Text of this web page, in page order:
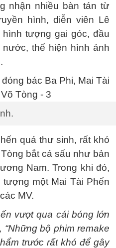
nhận nhiều bàn tán từ
hình, diễn viên Lê
tượng gai góc, đầu
thể hiện hình ảnh
quá thư sinh, rất khó
bắt cá sấu như bản
Nam. Trong khi đó,
một Mai Tài Phến
MV.
vượt qua cái bóng lớn
“Những bộ phim remake
trước rất khó để gây